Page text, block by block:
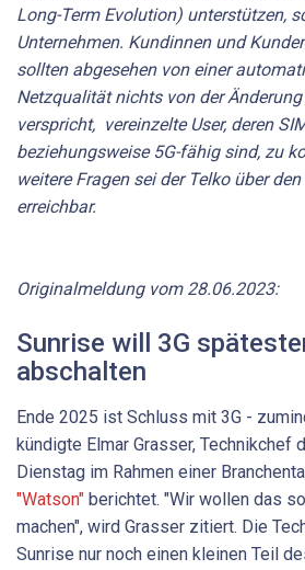
Long-Term Evolution) unterstützen,
Unternehmen. Kundinnen und
sollten abgesehen von einer
Netzqualität nichts von der
verspricht, vereinzelte User, deren
beziehungsweise 5G-fähig sind, zu
weitere Fragen sei der Telko über
erreichbar.
Originalmeldung vom 28.06.2023:
Sunrise will 3G
abschalten
Ende 2025 ist Schluss mit 3G -
kündigte Elmar Grasser, Technikchef
Dienstag im Rahmen einer
"Watson" berichtet. "Wir wollen das
machen", wird Grasser zitiert. Die
Sunrise nur noch einen kleinen Teil